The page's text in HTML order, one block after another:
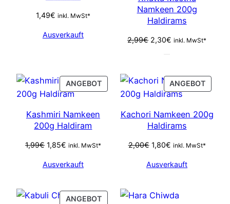
1,49€ inkl. MwSt*
Ausverkauft
Namkeen 200g
Haldirams
2,99€ Ursprünglicher
2,30€ Aktueller
inkl. MwSt*
ANGEBOTPRODUCT
ON
Kashmiri Namkeen
200g Haldiram
1,99€ Ursprünglicher
war:
1,85€Aktueller
ist:
inkl. MwSt*
Ausverkauft
ANGEBOT
ON
Kachori Namkeen 200g
Haldirams
2,00€ Ursprünglicher
war:
1,80€Aktueller
ist:
inkl. MwSt*
Ausverkauft
ANGEBOTPRODUCT